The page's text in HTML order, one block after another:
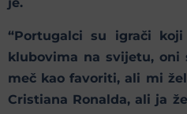
“Portugalci su igrači
klubovima na svijetu,
meč kao favoriti, ali mi
Cristiana Ronalda, ali ja